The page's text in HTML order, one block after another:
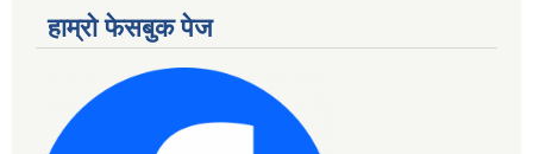
हाम्रो फेसबुक पेज